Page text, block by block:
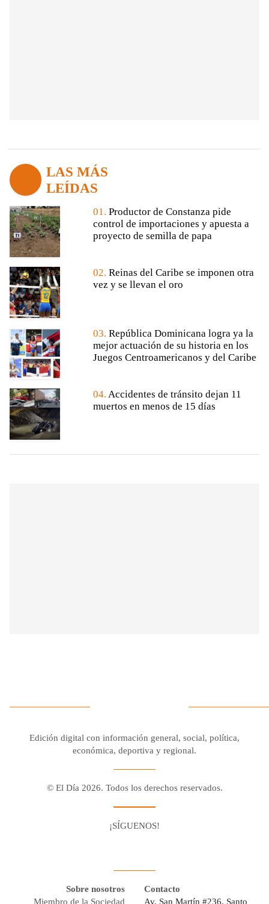
LAS MÁS
LEÍDAS
01. Productor de Constanza pide
control de importaciones y apuesta a
proyecto de semilla de papa
02. Reinas del Caribe se imponen otra
vez y se llevan el oro
03. República Dominicana logra ya la
mejor actuación de su historia en los
Juegos Centroamericanos y del Caribe
04. Accidentes de tránsito dejan 11
muertos en menos de 15 días
Edición digital con información general, social, política,
económica, deportiva y regional.
© El Día 2026. Todos los derechos reservados.
¡SÍGUENOS!
Sobre nosotros
Miembro de la Sociedad
Contacto
Av. San Martín #236, Santo